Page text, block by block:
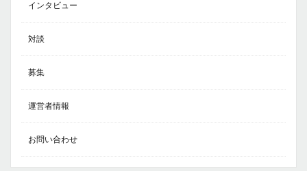
インタビュー
対談
募集
運営者情報
お問い合わせ